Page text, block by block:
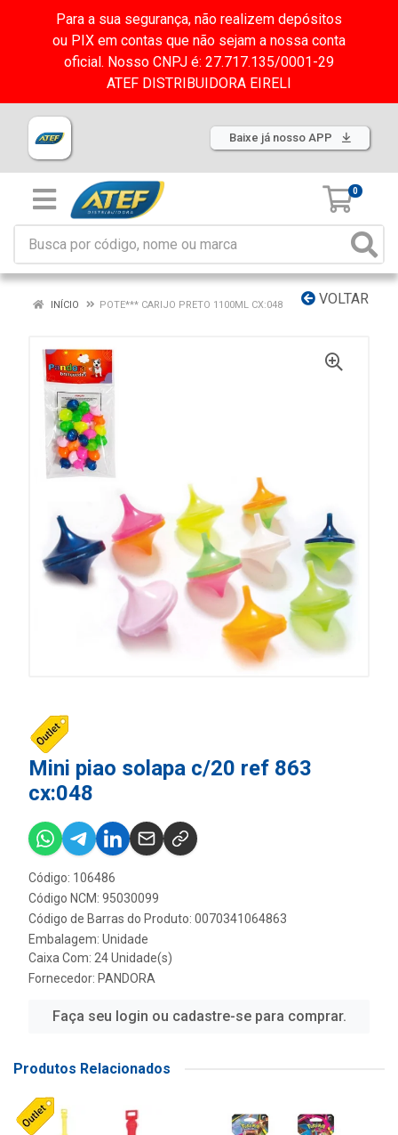
Para a sua segurança, não realizem depósitos
ou PIX em contas que não sejam a nossa conta
oficial. Nosso CNPJ é: 27.717.135/0001-29
ATEF DISTRIBUIDORA EIRELI
Baixe já nosso APP
0
VOLTAR
INÍCIO POTE*** CARIJO PRETO 1100ML CX:048
Mini piao solapa c/20 ref 863
cx:048
Código: 106486
Código NCM: 95030099
Código de Barras do Produto: 0070341064863
Embalagem: Unidade
Caixa Com: 24 Unidade(s)
Fornecedor: PANDORA
Faça seu login ou cadastre-se para comprar.
Produtos Relacionados